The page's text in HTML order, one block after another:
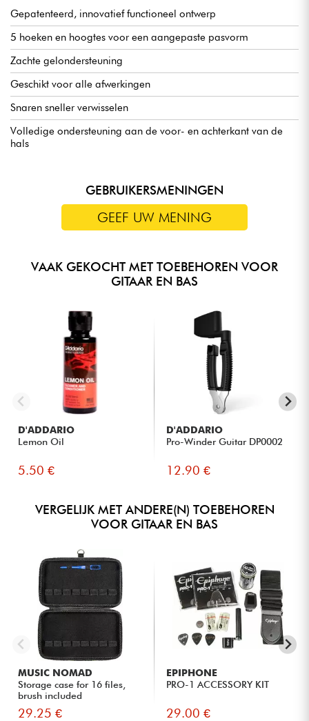
Gepatenteerd, innovatief functioneel ontwerp
5 hoeken en hoogtes voor een aangepaste pasvorm
Zachte gelondersteuning
Geschikt voor alle afwerkingen
Snaren sneller verwisselen
Volledige ondersteuning aan de voor- en achterkant van de
hals
GEBRUIKERSMENINGEN
GEEF UW MENING
VAAK GEKOCHT MET TOEBEHOREN VOOR
GITAAR EN BAS
D'ADDARIO
Lemon Oil
5.50 €
D'ADDARIO
Pro-Winder Guitar DP0002
12.90 €
VERGELIJK MET ANDERE(N) TOEBEHOREN
VOOR GITAAR EN BAS
MUSIC NOMAD
Storage case for 16 files,
brush included
29.25 €
EPIPHONE
PRO-1 ACCESSORY KIT
29.00 €